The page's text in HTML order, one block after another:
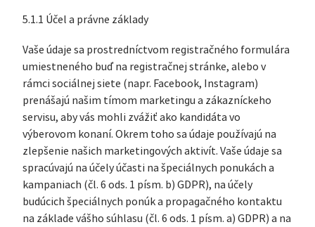
5.1.1 Účel a právne základy
Vaše údaje sa prostredníctvom registračného formulára
umiestneného buď na registračnej stránke, alebo v
rámci sociálnej siete (napr. Facebook, Instagram)
prenášajú našim tímom marketingu a zákazníckeho
servisu, aby vás mohli zvážiť ako kandidáta vo
výberovom konaní. Okrem toho sa údaje používajú na
zlepšenie našich marketingových aktivít. Vaše údaje sa
spracúvajú na účely účasti na špeciálnych ponukách a
kampaniach (čl. 6 ods. 1 písm. b) GDPR), na účely
budúcich špeciálnych ponúk a propagačného kontaktu
na základe vášho súhlasu (čl. 6 ods. 1 písm. a) GDPR) a na